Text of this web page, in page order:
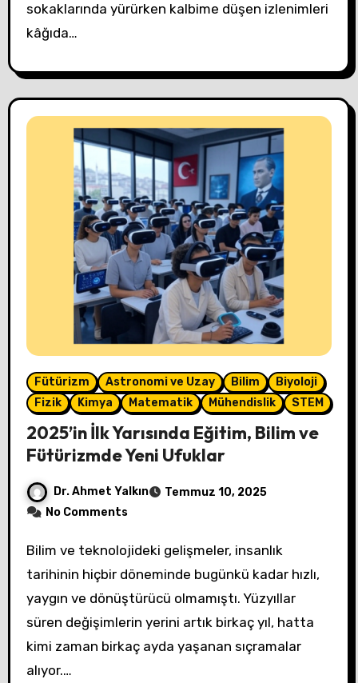
sokaklarında yürürken kalbime düşen izlenimleri
kâğıda…
Fütürizm Astronomi ve Uzay Bilim
Biyoloji
Fizik
Kimya Matematik Mühendislik STEM
2025’in İlk Yarısında Eğitim, Bilim ve
Fütürizmde Yeni Ufuklar
Dr. Ahmet Yalkın
Temmuz 10, 2025
No Comments
Bilim ve teknolojideki gelişmeler, insanlık
tarihinin hiçbir döneminde bugünkü kadar hızlı,
yaygın ve dönüştürücü olmamıştı. Yüzyıllar
süren değişimlerin yerini artık birkaç yıl, hatta
kimi zaman birkaç ayda yaşanan sıçramalar
alıyor.…